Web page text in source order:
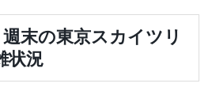
末の東京スカイツリ
状況